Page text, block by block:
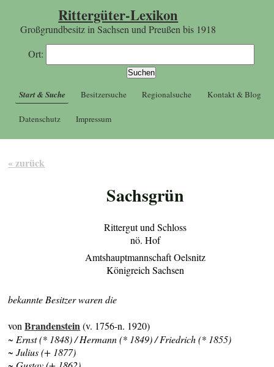
Rittergüter-Lexikon
Großgrundbesitz in Sachsen und Preußen bis 1918
Ort:
Start & Suche Besitzersuche Regionalsuche Kontakt & Blog
Datenschutz Impressum
« zurück
Sachsgrün
Rittergut und Schloss
nö. Hof
Amtshauptmannschaft Oelsnitz
Königreich Sachsen
bekannte Besitzer waren die
vonBrandenstein(v. 1756-n. 1920)
~ Ernst (* 1848) / Hermann (* 1849) / Friedrich (* 1855)
~ Julius (+ 1877)